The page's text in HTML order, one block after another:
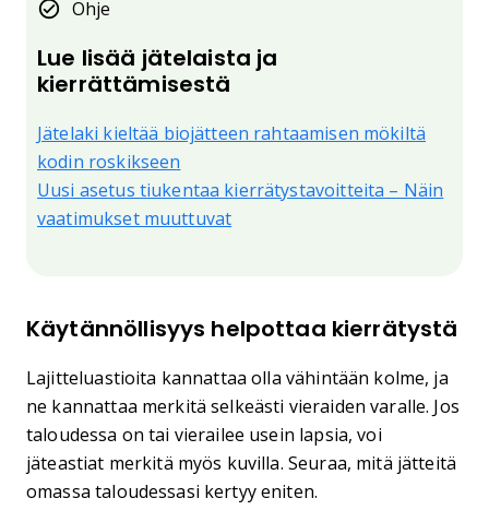
Ohje
Lue lisää jätelaista ja
kierrättämisestä
Jätelaki kieltää biojätteen rahtaamisen mökiltä
kodin roskikseen
Uusi asetus tiukentaa kierrätystavoitteita – Näin
vaatimukset muuttuvat
Käytännöllisyys helpottaa kierrätystä
Lajitteluastioita kannattaa olla vähintään kolme, ja
ne kannattaa merkitä selkeästi vieraiden varalle. Jos
taloudessa on tai vierailee usein lapsia, voi
jäteastiat merkitä myös kuvilla. Seuraa, mitä jätteitä
omassa taloudessasi kertyy eniten.